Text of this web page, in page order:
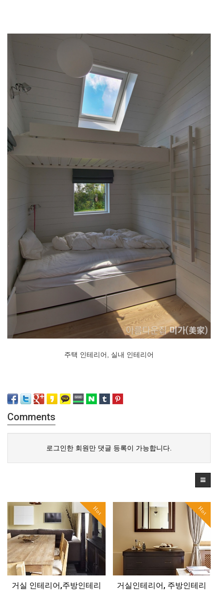
주택 인테리어, 실내 인테리어
Comments
로그인한 회원만 댓글 등록이 가능합니다.
Hot
거실 인테리어,주방인테리
Hot
거실인테리어, 주방인테리